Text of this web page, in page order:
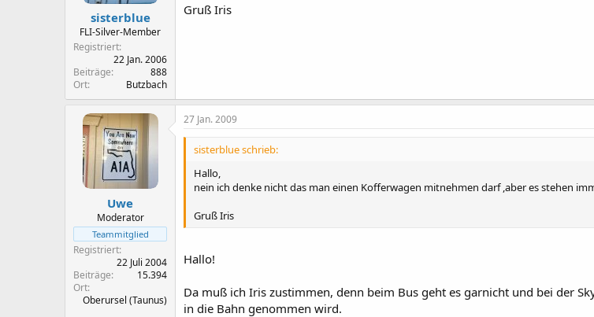
sisterblue
FLI-Silver-Member
Registriert
22 Jan. 2006
Beiträge
888
Ort
Butzbach
Gruß Iris
Uwe
Moderator
Teammitglied
Registriert
22 Juli 2004
Beiträge
15.394
Ort
Oberursel (Taunus)
27 Jan. 2009
sisterblue schrieb:
Hallo,
nein ich denke nicht das man einen Kofferwagen mitnehmen darf ,aber es stehen
Gruß Iris
Hallo!
Da muß ich Iris zustimmen, denn beim Bus geht es garnicht und bei der
in die Bahn genommen wird.